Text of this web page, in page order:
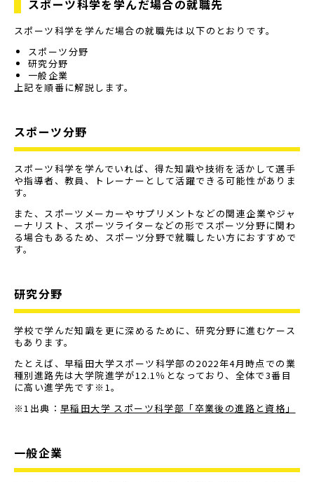
スポーツ科学を学んだ場合の就職先
スポーツ科学を学んだ場合の就職先は以下のとおりです。
スポーツ分野
研究分野
一般企業
上記を順番に解説します。
スポーツ分野
スポーツ科学を学んでいれば、得た知識や技術を活かして選手
や指導者、教員、トレーナーとして活躍できる可能性がありま
す。
また、スポーツメーカーやサプリメントなどの関連企業やジャ
ーナリスト、スポーツライターなどの形でスポーツ分野に関わ
る場合もあるため、スポーツ分野で就職したい方におすすめで
す。
研究分野
学校で学んだ知識を更に深めるために、研究分野に進むケース
もあります。
たとえば、早稲田大学スポーツ科学部の2022年4月時点での業
種別進路先は大学院進学が12.1％となっており、全体で3番目
に高い進学先です※1。
※1出典： 早稲田大学 スポーツ科学部「卒業後の進路と資格」
一般企業